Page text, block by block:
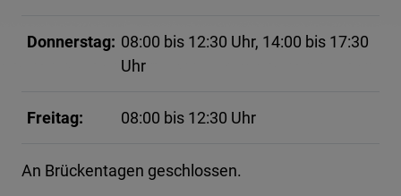
Donnerstag: 08:00 bis 12:30 Uhr, 14:00 bis 17:30
Uhr
Freitag: 08:00 bis 12:30 Uhr
An Brückentagen geschlossen.